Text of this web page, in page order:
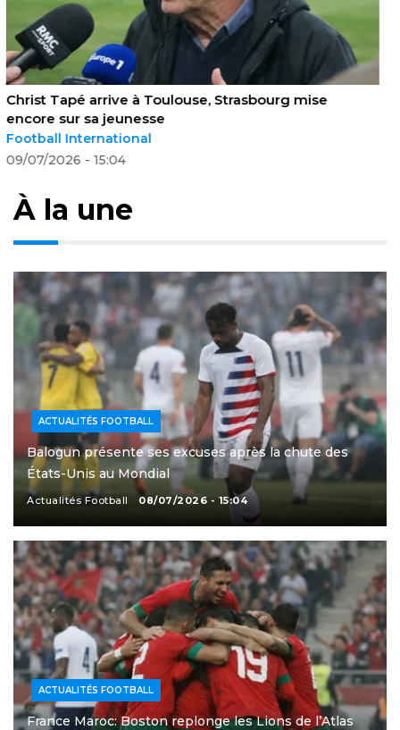
Omar Artan, refoulé aux États-Unis, devient l’arbitre le
plus célèbre du monde
Actualités Football
10/07/2026 - 11:09
À la une
ACTUALITÉS FOOTBALL
Balogun présente ses excuses après la chute des
États-Unis au Mondial
Actualités Football 08/07/2026 - 15:04
ACTUALITÉS FOOTBALL
France Maroc: Boston replonge les Lions de l’Atlas